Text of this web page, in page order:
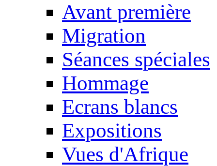
Avant première
Migration
Séances spéciales
Hommage
Ecrans blancs
Expositions
Vues d'Afrique